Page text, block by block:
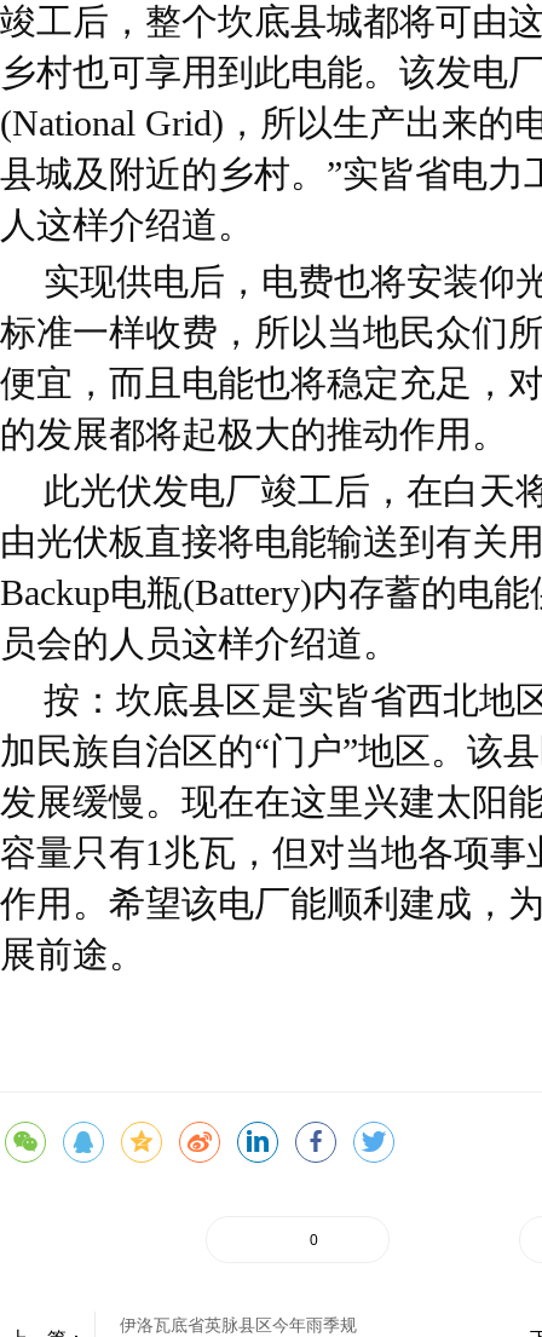
竣工后，整个坎底县城都将可由
乡村也可享用到此电能。该发电
(National Grid)，所以生产出来的
县城及附近的乡村。”实皆省电力
人这样介绍道。
实现供电后，电费也将安装仰
标准一样收费，所以当地民众们
便宜，而且电能也将稳定充足，
的发展都将起极大的推动作用。
此光伏发电厂竣工后，在白天
由光伏板直接将电能输送到有关
Backup电瓶(Battery)内存蓄的电
员会的人员这样介绍道。
按：坎底县区是实皆省西北地
加民族自治区的“门户”地区。该
发展缓慢。现在在这里兴建太阳
容量只有1兆瓦，但对当地各项
作用。希望该电厂能顺利建成，
展前途。
0
伊洛瓦底省英脉县区今年雨季规